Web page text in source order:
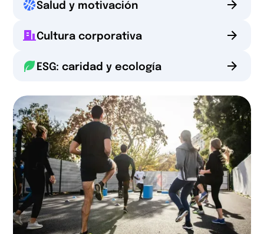
Salud y motivación
Cultura corporativa
ESG: caridad y ecología